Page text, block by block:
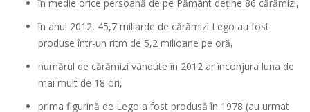
în medie orice persoană de pe Pământ deţine 86 cărămizi,
în anul 2012, 45,7 miliarde de cărămizi Lego au fost
produse într-un ritm de 5,2 milioane pe oră,
numărul de cărămizi vândute în 2012 ar înconjura luna de
mai mult de 18 ori,
prima figurină de Lego a fost produsă în 1978 (au urmat